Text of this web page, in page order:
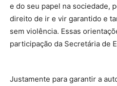
e do seu papel na sociedade,
direito de ir e vir garantido e
sem violência. Essas
participação da Secretária de
Justamente para garantir a